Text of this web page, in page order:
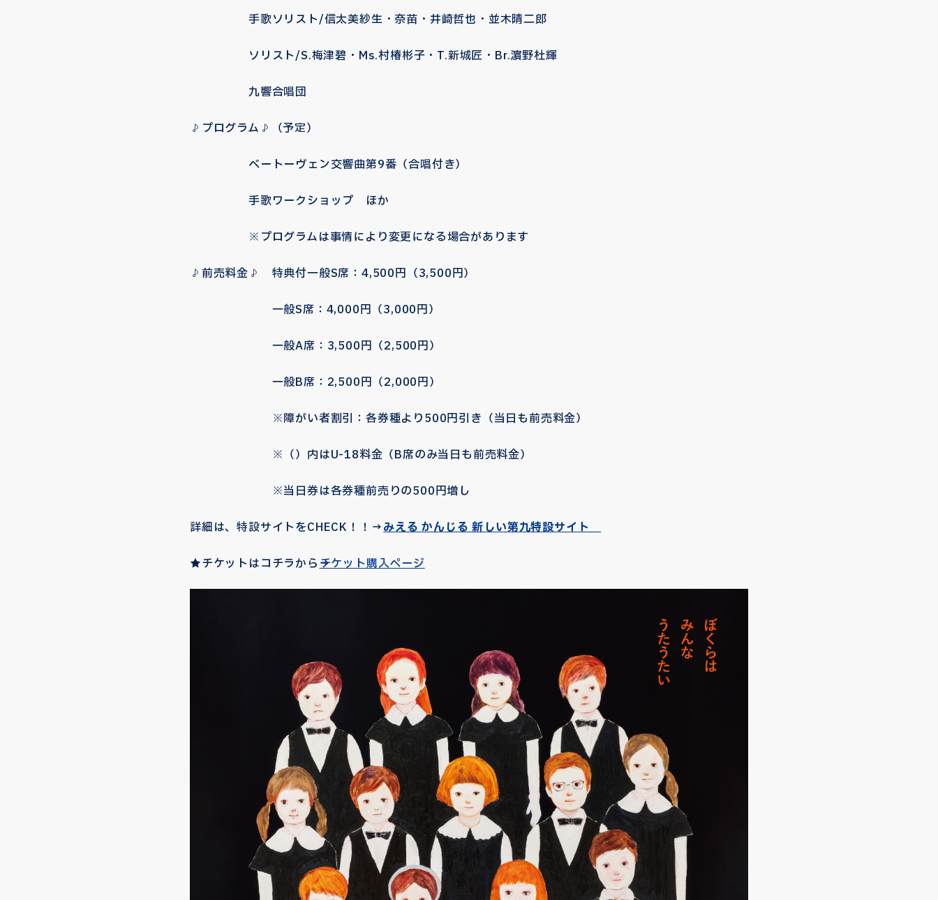
手歌ソリスト/信太美紗生・奈苗・井崎哲也・並木晴二郎
ソリスト/S.梅津碧・Ms.村椿彬子・T.新城匠・Br.濵野杜輝
九響合唱団
♪プログラム♪（予定）
ベートーヴェン交響曲第9番（合唱付き）
手歌ワークショップ ほか
※プログラムは事情により変更になる場合があります
♪前売料金♪ 特典付一般S席：4,500円（3,500円）
一般S席：4,000円（3,000円）
一般A席：3,500円（2,500円）
一般B席：2,500円（2,000円）
※障がい者割引：各券種より500円引き（当日も前売料金）
※（）内はU-18料金（B席のみ当日も前売料金）
※当日券は各券種前売りの500円増し
詳細は、特設サイトをCHECK！！→みえる かんじる 新しい第九特設サイト
★チケットはコチラから→チケット購入ページ